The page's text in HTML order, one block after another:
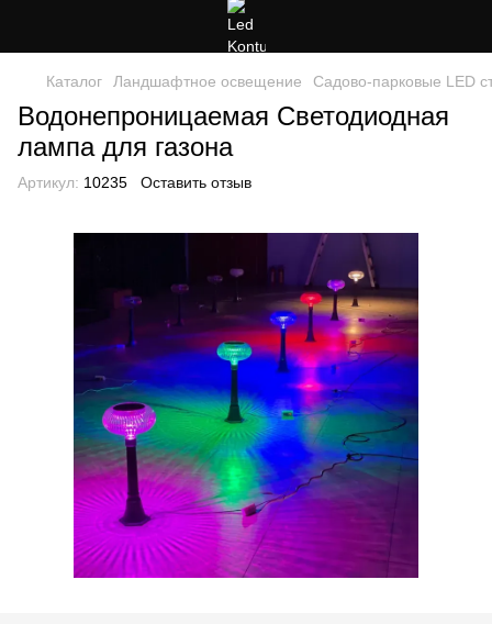
Каталог Ландшафтное освещение Садово-парковые LED
Водонепроницаемая Светодиодная
лампа для газона
Артикул: 10235 Оставить отзыв